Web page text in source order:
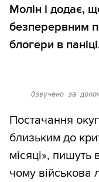
Молін і додає,
безперервним
блогери в
Озвучено за
Постачання
близьким до
місяці»,
чому військова